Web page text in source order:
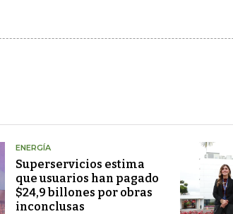
ENERGÍA
Superservicios estima
que usuarios han pagado
$24,9 billones por obras
inconclusas